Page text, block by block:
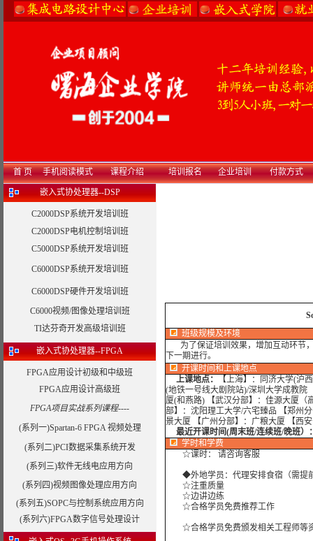
首 页 手机阅读模式 课程介绍 培训报名 企业培训 付款方式
嵌入式协处理器--DSP
C2000DSP系统开发培训班
C2000DSP电机控制培训班
C5000DSP系统开发培训班
C6000DSP系统开发培训班
C6000DSP硬件开发培训班
C6000视频/图像处理培训班
TI达芬奇开发高级培训班
嵌入式协处理器--FPGA
FPGA应用设计初级和中级班
FPGA应用设计高级班
FPGA项目实战系列课程----
(系列一)Spartan-6 FPGA 视频处理
(系列二)PCI数据采集系统开发
(系列三)软件无线电应用方向
(系列四)视频图像处理应用方向
(系列五)SOPC与控制系统应用方向
(系列六)FPGA数字信号处理设计
班级规模及环境
为了保证培训效果，增加互动环节，
下一期进行。
开课时间和上课地点
上课地点：
【上海】：同济大学(沪
(地铁一号线大剧院站)/深圳大学成教院
厦(和燕路) 【武汉分部】：佳源大厦（
部】：沈阳理工大学/六宅臻品 【郑州
景大厦 【广州分部】：广粮大厦 【西
最近开课时间(周末班/连续班/晚班）
学时和学费
☆课时： 请咨询客服
◆外地学员：代理安排食宿（需提
☆注重质量
☆边讲边练
☆合格学员免费推荐工作
☆合格学员免费颁发相关工程师等